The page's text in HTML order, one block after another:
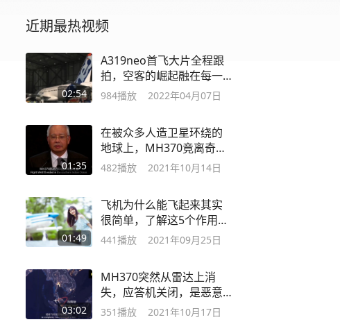
近期最热视频
02:54
A319neo首飞大片全程跟
拍，空客的崛起融在每一
个细节里，惊艳！
984播放 2022年04月07日
01:35
在被众多人造卫星环绕的
地球上，MH370竟离奇消
失无人发现？
482播放 2021年10月14日
01:49
飞机为什么能飞起来其实
很简单，了解这5个作用，
你也是航空专家
441播放 2021年09月25日
03:02
MH370突然从雷达上消
失，应答机关闭，是恶意
所为还是逼迫关闭？
351播放 2021年10月17日